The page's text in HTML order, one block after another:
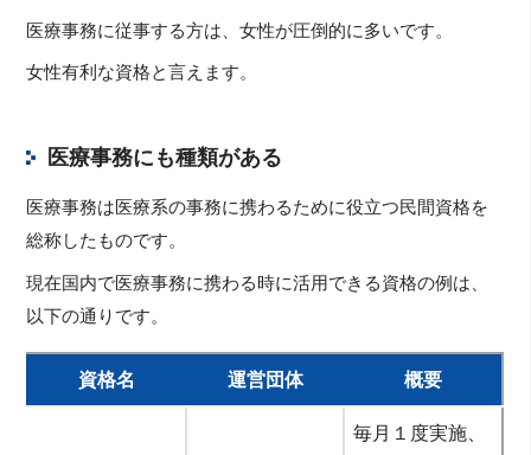
医療事務に従事する方は、女性が圧倒的に多いです。
女性有利な資格と言えます。
医療事務にも種類がある
医療事務は医療系の事務に携わるために役立つ民間資格を
総称したものです。
現在国内で医療事務に携わる時に活用できる資格の例は、
以下の通りです。
資格名 運営団体 概要
毎月１度実施、